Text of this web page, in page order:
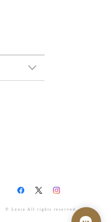
© Lenia All rights reserved.